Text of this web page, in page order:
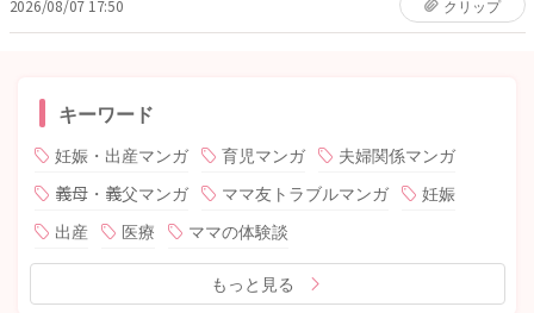
2026/08/07 17:50 クリップ
キーワード
妊娠・出産マンガ 育児マンガ
夫婦関係マンガ
義母・義父マンガ
ママ友トラブルマンガ
妊娠
出産
医療 ママの体験談
もっと見る